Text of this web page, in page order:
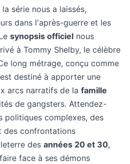
série nous a laissés,
dans l'après-guerre et les
synopsis officiel nous
à Tommy Shelby, le célèbre
long métrage, conçu comme
destiné à apporter une
arcs narratifs de la famille
de gangsters. Attendez-
politiques complexes, des
des confrontations
des années 20 et 30,
face à ses démons